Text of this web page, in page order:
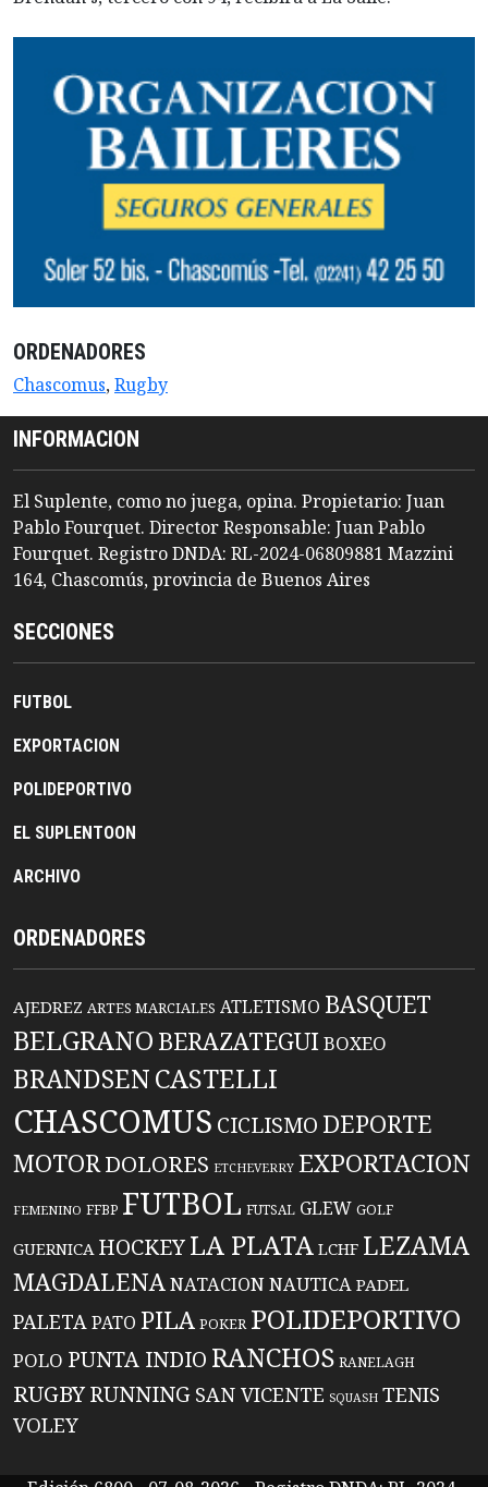
ORDENADORES
Chascomus,Rugby
INFORMACION
El Suplente, como no juega, opina. Propietario: Juan
Pablo Fourquet. Director Responsable: Juan Pablo
Fourquet. Registro DNDA: RL-2024-06809881 Mazzini
164, Chascomús, provincia de Buenos Aires
SECCIONES
FUTBOL
EXPORTACION
POLIDEPORTIVO
EL SUPLENTOON
ARCHIVO
ORDENADORES
AJEDREZ ARTES MARCIALES ATLETISMO BASQUET
BELGRANO BERAZATEGUIBOXEO
BRANDSENCASTELLI
CHASCOMUS CICLISMO DEPORTE
MOTORDOLORES ETCHEVERRY EXPORTACION
FEMENINO FFBP FUTBOL FUTSAL GLEW GOLF
GUERNICA HOCKEYLA PLATA LCHF LEZAMA
MAGDALENANATACIONNAUTICA PADEL
PALETAPATO PILA POKER POLIDEPORTIVO
POLO PUNTA INDIO RANCHOS RANELAGH
RUGBYRUNNING SAN VICENTE SQUASH TENIS
VOLEY